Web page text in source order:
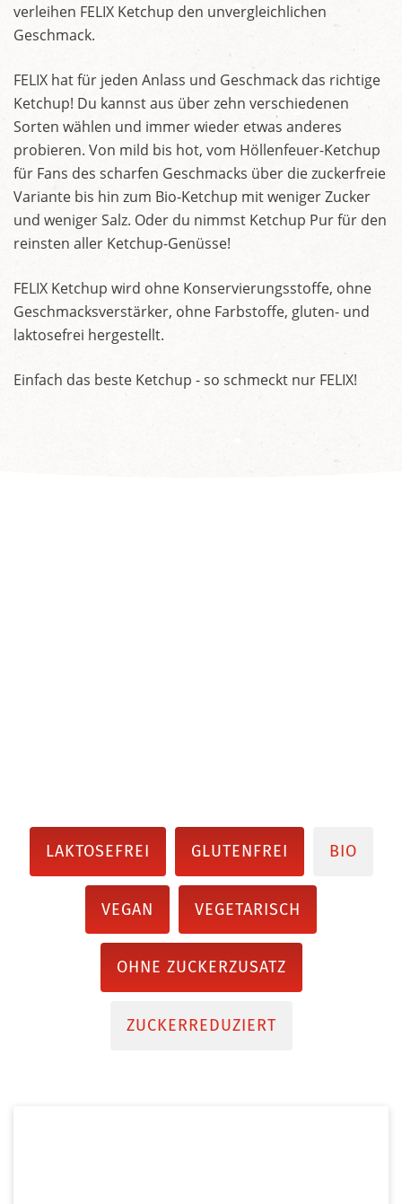
verleihen FELIX Ketchup den unvergleichlichen
Geschmack.
FELIX hat für jeden Anlass und Geschmack das richtige
Ketchup! Du kannst aus über zehn verschiedenen
Sorten wählen und immer wieder etwas anderes
probieren. Von mild bis hot, vom Höllenfeuer-Ketchup
für Fans des scharfen Geschmacks über die zuckerfreie
Variante bis hin zum Bio-Ketchup mit weniger Zucker
und weniger Salz. Oder du nimmst Ketchup Pur für den
reinsten aller Ketchup-Genüsse!
FELIX Ketchup wird ohne Konservierungsstoffe, ohne
Geschmacksverstärker, ohne Farbstoffe, gluten- und
laktosefrei hergestellt.
Einfach das beste Ketchup - so schmeckt nur FELIX!
LAKTOSEFREI GLUTENFREI BIO
VEGAN VEGETARISCH
OHNE ZUCKERZUSATZ
ZUCKERREDUZIERT